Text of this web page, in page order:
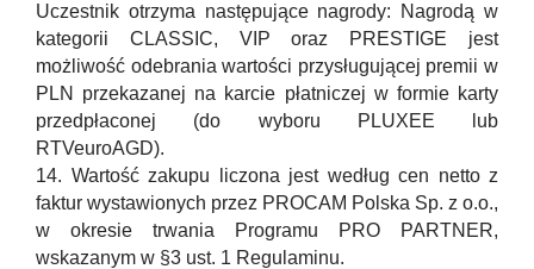
Uczestnik otrzyma następujące nagrody: Nagrodą w
kategorii CLASSIC, VIP oraz PRESTIGE jest
możliwość odebrania wartości przysługującej premii w
PLN przekazanej na karcie płatniczej w formie karty
przedpłaconej (do wyboru PLUXEE lub
RTVeuroAGD).
14. Wartość zakupu liczona jest według cen netto z
faktur wystawionych przez PROCAM Polska Sp. z o.o.,
w okresie trwania Programu PRO PARTNER,
wskazanym w §3 ust. 1 Regulaminu.